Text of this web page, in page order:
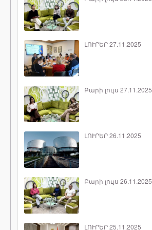
ԼՈՒՐԵՐ 27.11.2025
Բարի լույս 27.11.2025
ԼՈՒՐԵՐ 26.11.2025
Բարի լույս 26.11.2025
ԼՈՒՐԵՐ 25.11.2025